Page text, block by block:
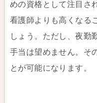
めの資格として注目さ
看護師よりも高くなる
しょう。ただし、夜勤
手当は望めません。そ
とが可能になります。